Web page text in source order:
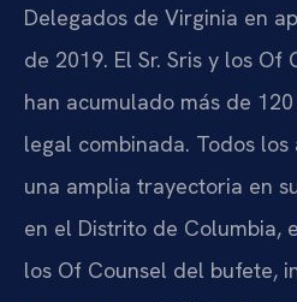
Delegados de Virginia en
de 2019. El Sr. Sris y los
han acumulado más de
legal combinada. Todos
una amplia trayectoria en
en el Distrito de Columbia,
los Of Counsel del bufete,